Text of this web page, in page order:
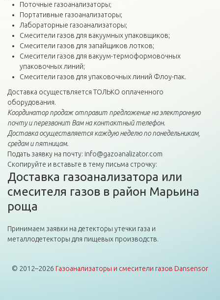
Поточные газоанализаторы;
Портативные газоанализаторы;
Лабораторные газоанализаторы;
Смесители газов для вакуумных упаковщиков;
Смесители газов для запайщиков лотков;
Смесители газов для вакуум-термоформовочных
упаковочных линий;
Смесители газов для упаковочных линий Флоу-пак.
Доставка осуществляется ТОЛЬКО оплаченного
оборудования.
Координатор продаж отправит предложение на электронную
почту и перезвонит Вам на контактный телефон.
Доставка осуществляется каждую неделю по понедельникам,
средам и пятницам.
Подать заявку на почту: info@gazoanalizator.com
Скопируйте и вставьте в тему письма строчку:
Доставка газоанализатора или
смесителя газов в район Марьина
роща
Принимаем заявки на детекторы утечки газа и
металлодетекторы для пищевых производств.
© 2012–2026 Газоанализаторы и смесители газов Dansensor